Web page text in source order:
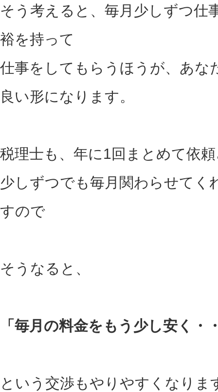
そう考えると、毎月少しずつ仕
裕を持って
仕事をしてもらうほうが、あな
良い形になります。
税理士も、年に1回まとめて依
少しずつでも毎月関わらせてく
すので
そうなると、
「毎月の料金をもう少し安く・
という交渉もやりやすくなりま